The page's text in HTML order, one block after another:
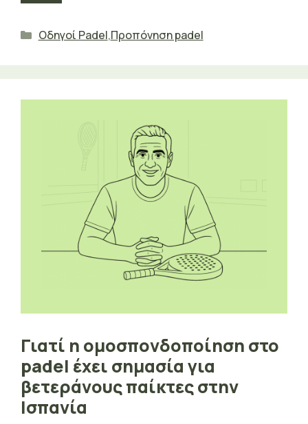
Κατηγορίες
Οδηγοί Padel,Προπόνηση padel
Γιατί η ομοσπονδοποίηση στο
padel έχει σημασία για
βετεράνους παίκτες στην
Ισπανία